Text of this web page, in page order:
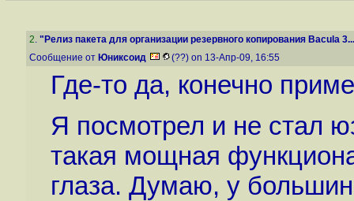
2. "Релиз пакета для организации резервного копирования Bacula
Сообщение от Юниксоид (??) on 13-Апр-09, 16:55
Где-то да, конечно
Я посмотрел и не стал
такая мощная
глаза. Думаю, у